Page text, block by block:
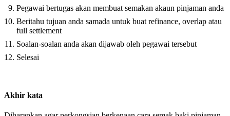
Pegawai bertugas akan membuat semakan akaun pinjaman anda
Beritahu tujuan anda samada untuk buat refinance, overlap atau
full settlement
Soalan-soalan anda akan dijawab oleh pegawai tersebut
Selesai
Akhir kata